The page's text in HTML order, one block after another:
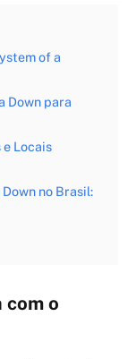
of a
Down para
Locais
no Brasil:
com o